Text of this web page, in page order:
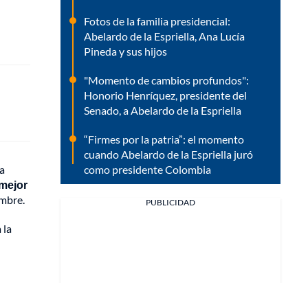
la
Fotos de la familia presidencial:
Abelardo de la Espriella, Ana Lucía
Pineda y sus hijos
"Momento de cambios profundos":
Honorio Henríquez, presidente del
Senado, a Abelardo de la Espriella
“Firmes por la patria”: el momento
cuando Abelardo de la Espriella juró
como presidente Colombia
PUBLICIDAD